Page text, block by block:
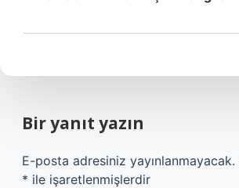
Bir yanıt yazın
E-posta adresiniz yayınlanmayacak.
* ile işaretlenmişlerdir